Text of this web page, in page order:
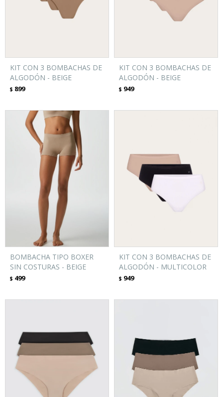
KIT CON 3 BOMBACHAS DE
ALGODÓN - BEIGE
$ 899
KIT CON 3 BOMBACHAS DE
ALGODÓN - BEIGE
$ 949
BOMBACHA TIPO BOXER
SIN COSTURAS - BEIGE
$ 499
KIT CON 3 BOMBACHAS DE
ALGODÓN - MULTICOLOR
$ 949